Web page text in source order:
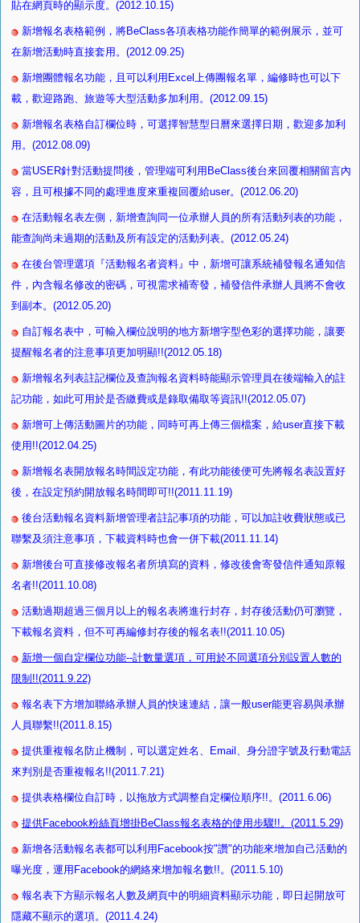
貼在網頁時的顯示度。(2012.10.15)
新增報名表格範例，將BeClass各項表格功能作簡單的範例展示，並可
在新增活動時直接套用。(2012.09.25)
新增團體報名功能，且可以利用Excel上傳團報名單，編修時也可以下
載，歡迎路跑、旅遊等大型活動多加利用。(2012.09.15)
新增報名表格自訂欄位時，可選擇智慧型日曆來選擇日期，歡迎多加利
用。(2012.08.09)
當USER針對活動提問後，管理端可利用BeClass後台來回覆相關留言內
容，且可根據不同的處理進度來重複回覆給user。(2012.06.20)
在活動報名表左側，新增查詢同一位承辦人員的所有活動列表的功能，
能查詢尚未過期的活動及所有設定的活動列表。(2012.05.24)
在後台管理選項『活動報名者資料』中，新增可讓系統補發報名通知信
件，內含報名修改的密碼，可視需求補寄發，補發信件承辦人員將不會收
到副本。(2012.05.20)
自訂報名表中，可輸入欄位說明的地方新增字型色彩的選擇功能，讓要
提醒報名者的注意事項更加明顯!!(2012.05.18)
新增報名列表註記欄位及查詢報名資料時能顯示管理員在後端輸入的註
記功能，如此可用於是否繳費或是錄取備取等資訊!!(2012.05.07)
新增可上傳活動圖片的功能，同時可再上傳三個檔案，給user直接下載
使用!!(2012.04.25)
新增報名表開放報名時間設定功能，有此功能後便可先將報名表設置好
後，在設定預約開放報名時間即可!!(2011.11.19)
後台活動報名資料新增管理者註記事項的功能，可以加註收費狀態或已
聯繫及須注意事項，下載資料時也會一併下載(2011.11.14)
新增後台可直接修改報名者所填寫的資料，修改後會寄發信件通知原報
名者!!(2011.10.08)
活動過期超過三個月以上的報名表將進行封存，封存後活動仍可瀏覽，
下載報名資料，但不可再編修封存後的報名表!!(2011.10.05)
新增一個自定欄位功能--計數量選項，可用於不同選項分別設置人數的
限制!!(2011.9.22)
報名表下方增加聯絡承辦人員的快速連結，讓一般user能更容易與承辦
人員聯繫!!(2011.8.15)
提供重複報名防止機制，可以選定姓名、Email、身分證字號及行動電話
來判別是否重複報名!!(2011.7.21)
提供表格欄位自訂時，以拖放方式調整自定欄位順序!!。(2011.6.06)
提供Facebook粉絲頁增掛BeClass報名表格的使用步驟!!。(2011.5.29)
新增各活動報名表都可以利用Facebook按"讚"的功能來增加自己活動的
曝光度，運用Facebook的網絡來增加報名數!!。(2011.5.10)
報名表下方顯示報名人數及網頁中的明細資料顯示功能，即日起開放可
隱藏不顯示的選項。(2011.4.24)